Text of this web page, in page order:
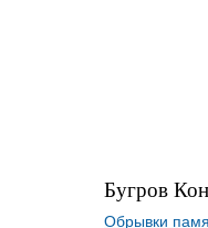
Бугров
Обрывки